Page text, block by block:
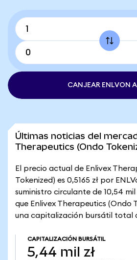
CANJEAR ENLVON A
Últimas noticias del
Therapeutics (Ondo
El precio actual de Enlivex
Tokenized) es 0,5165 zł por
suministro circulante de 10,54
que Enlivex Therapeutics (Ondo
una capitalización bursátil total
CAPITALIZACIÓN BURSÁTIL
5,44 mil zł